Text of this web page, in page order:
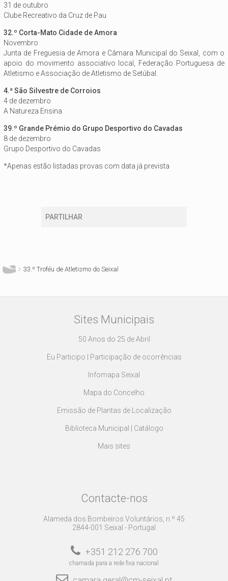
31 de outubro
Clube Recreativo da Cruz de Pau
32.º Corta-Mato Cidade de Amora
Novembro
Junta de Freguesia de Amora e Câmara Municipal do Seixal, com o
apoio do movimento associativo local, Federação Portuguesa de
Atletismo e Associação de Atletismo de Setúbal.
4.ª São Silvestre de Corroios
4 de dezembro
A Natureza Ensina
39.º Grande Prémio do Grupo Desportivo do Cavadas
8 de dezembro
Grupo Desportivo do Cavadas
*Apenas estão listadas provas com data já prevista
PARTILHAR
33.º Troféu de Atletismo do Seixal
Sites Municipais
50 Anos do 25 de Abril
Eu Participo | Participação de ocorrências
Infomapa Seixal
Mapa do Concelho
Emissão de Plantas de Localização
Biblioteca Municipal | Catálogo
Mais sites
Contacte-nos
Alameda dos Bombeiros Voluntários, n.º 45
2844-001 Seixal - Portugal
+351 212 276 700
chamada para a rede fixa nacional